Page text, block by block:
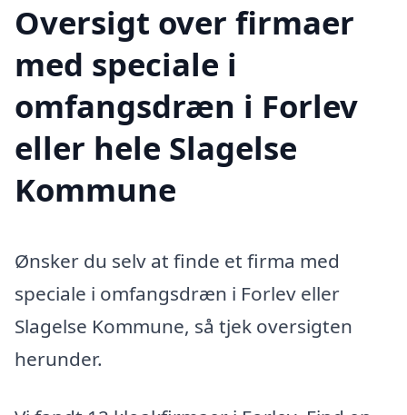
Oversigt over firmaer
med speciale i
omfangsdræn i Forlev
eller hele Slagelse
Kommune
Ønsker du selv at finde et firma med
speciale i omfangsdræn i Forlev eller
Slagelse Kommune, så tjek oversigten
herunder.